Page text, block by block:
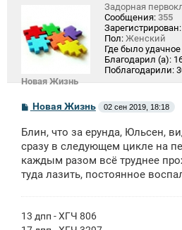
Новая Жизнь
Задорная
Сообщения: 355
Зарегистрирован:
Пол: Женский
Где было
Благодарил (а):
Поблагодарили:
С
о
б
щ
н
и
Новая Жизнь 02 сен 2019, 18:18
Блин, что за ерунда, Юльсен,
сразу в следующем цикле на
каждым разом всё труднее
туда лазить, постоянное
13 дпп - ХГЧ 806